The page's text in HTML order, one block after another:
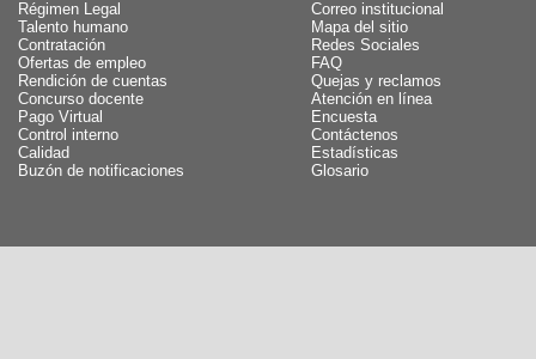
Régimen Legal
Talento humano
Contratación
Ofertas de empleo
Rendición de cuentas
Concurso docente
Pago Virtual
Control interno
Calidad
Buzón de notificaciones
Correo institucional
Mapa del sitio
Redes Sociales
FAQ
Quejas y reclamos
Atención en línea
Encuesta
Contáctenos
Estadísticas
Glosario